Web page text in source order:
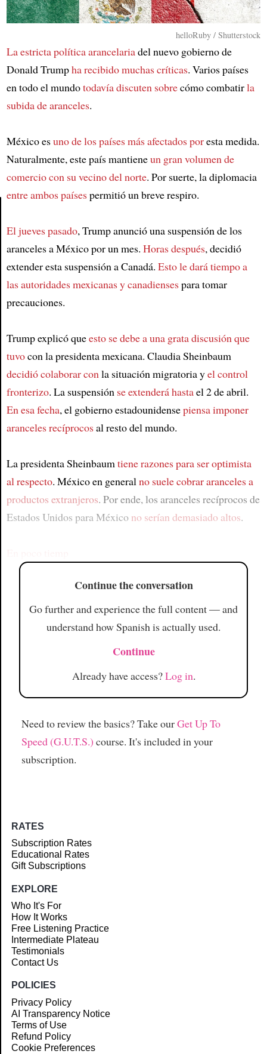
Article
helloRuby / Shutterstock
La estricta política arancelariadel nuevo gobierno de
Donald Trumpha recibido muchas críticas. Varios países
en todo el mundotodavía discuten sobrecómo combatirla
subida de aranceles.
México esuno de los países más afectados poresta medida.
Naturalmente, este país mantieneun gran volumen de
comercio con su vecino del norte. Por suerte, la diplomacia
entre ambos paísespermitió un breve respiro.
El jueves pasado, Trump anunció una suspensión de los
aranceles a México por un mes. Horas después, decidió
extender esta suspensión a Canadá. Esto le dará tiempo a
las autoridades mexicanas y canadiensespara tomar
precauciones.
Trump explicó queesto se debe a una grata discusión que
tuvocon la presidenta mexicana. Claudia Sheinbaum
decidió colaborar conla situación migratoria yel control
fronterizo. La suspensión se extenderá hastael 2 de abril.
En esa fecha, el gobierno estadounidensepiensa imponer
aranceles recíprocosal resto del mundo.
La presidenta Sheinbaumtiene razones para ser optimista
al respecto. México en generalno suele cobrar aranceles a
productos extranjeros. Por ende, los aranceles recíprocos de
Estados Unidos para México no serían demasiado altos.
Continue the conversation
Go further and experience the full content — and
understand how Spanish is actually used.
Continue
Already have access?Log in.
Need to review the basics? Take ourGet Up To
Speed (G.U.T.S.) course. It's included in your
subscription.
RATES
Subscription Rates
Educational Rates
Gift Subscriptions
EXPLORE
Who It's For
How It Works
Free Listening Practice
Intermediate Plateau
Testimonials
Contact Us
POLICIES
Privacy Policy
AI Transparency Notice
Terms of Use
Refund Policy
Cookie Preferences